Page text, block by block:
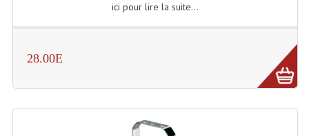
Machines À Brouillard
ici pour lire la suite...
28.00E